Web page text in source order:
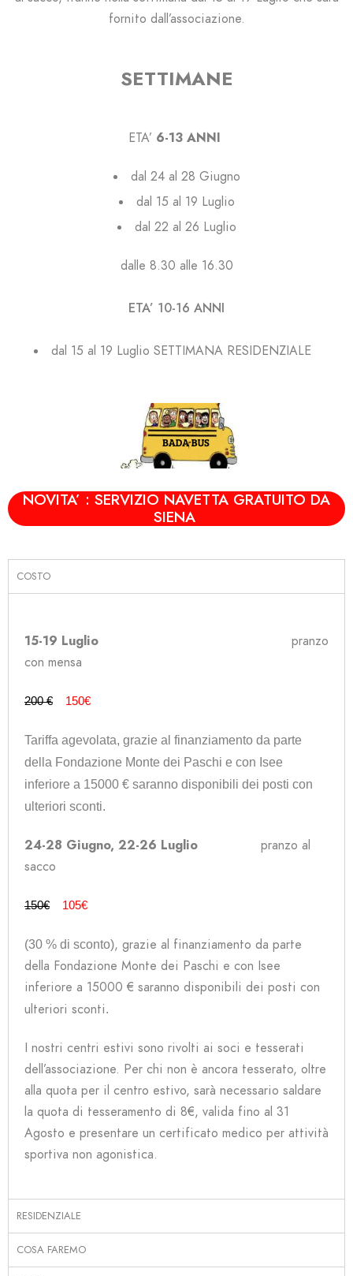
fornito dall’associazione.
SETTIMANE
ETA’ 6-13 ANNI
dal 24 al 28 Giugno
dal 15 al 19 Luglio
dal 22 al 26 Luglio
dalle 8.30 alle 16.30
ETA’ 10-16 ANNI
dal 15 al 19 Luglio SETTIMANA RESIDENZIALE
NOVITA’ : SERVIZIO NAVETTA GRATUITO DA
SIENA
COSTO
15-19 Luglio
pranzo
con mensa
200 € 150€
Tariffa agevolata, grazie al finanziamento da parte
della Fondazione Monte dei Paschi e con Isee
inferiore a 15000 € saranno disponibili dei posti con
ulteriori sconti.
24-28 Giugno, 22-26 Luglio pranzo al
sacco
150€ 105€
(30 % di sconto), grazie al finanziamento da parte
della Fondazione Monte dei Paschi e con Isee
inferiore a 15000 € saranno disponibili dei posti con
ulteriori sconti.
I nostri centri estivi sono rivolti ai soci e tesserati
dell’associazione. Per chi non è ancora tesserato, oltre
alla quota per il centro estivo, sarà necessario saldare
la quota di tesseramento di 8€, valida fino al 31
Agosto e presentare un certificato medico per attività
sportiva non agonistica.
RESIDENZIALE
COSA FAREMO